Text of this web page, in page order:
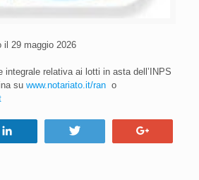
il 29 maggio 2026
integrale relativa ai lotti in asta dell’INPS
su www.notariato.it/rano